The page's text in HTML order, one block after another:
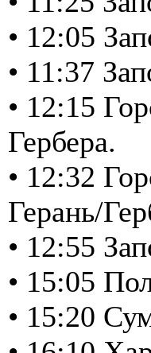
• 12:05
• 11:37
• 12:15
Гербера.
• 12:32
Герань/
• 12:55
• 15:05
• 15:20